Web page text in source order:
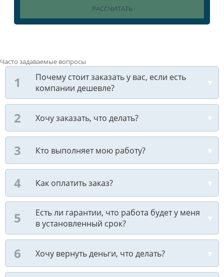
Часто задаваемые вопросы
Почему стоит заказать у вас, если есть
компании дешевле?
Хочу заказать, что делать?
Кто выполняет мою работу?
Как оплатить заказ?
Есть ли гарантии, что работа будет у меня
в установленный срок?
Хочу вернуть деньги, что делать?